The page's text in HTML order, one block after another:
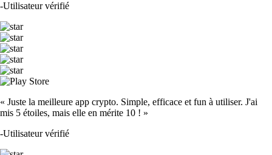
-Utilisateur vérifié
« Juste la meilleure app crypto. Simple, efficace et fun à utiliser. J'ai
mis 5 étoiles, mais elle en mérite 10 ! »
-Utilisateur vérifié